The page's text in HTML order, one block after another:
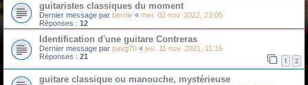
guitaristes classiques du moment
Dernier message par bernie « mer. 02 nov. 2022, 23:05
Réponses : 12
Identification d'une guitare Contreras
Dernier message par pavg70 « jeu. 11 nov. 2021, 11:16
Réponses : 21 1 2
guitare classique ou manouche, mystérieuse